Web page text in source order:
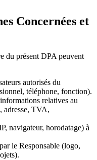
Concernées et
du présent DPA peuvent
autorisés du
téléphone, fonction).
relatives au
adresse, TVA,
navigateur, horodatage) à
le Responsable (logo,